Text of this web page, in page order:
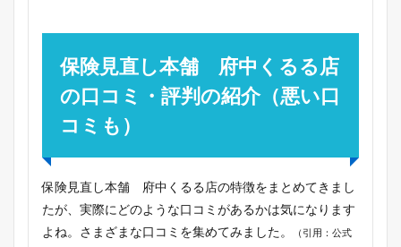
保険見直し本舗 府中くるる店
の口コミ・評判の紹介（悪い口
コミも）
保険見直し本舗 府中くるる店の特徴をまとめてきまし
たが、実際にどのような口コミがあるかは気になります
よね。さまざまな口コミを集めてみました。
（引用：公式